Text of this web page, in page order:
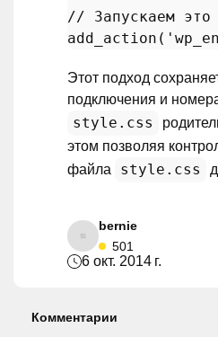
// Запускаем это
add_action (
Этот подход
подключения и
style.css
этом позволяя
файла
style.css
bernie
501
6 окт. 2014 г.
Комментарии